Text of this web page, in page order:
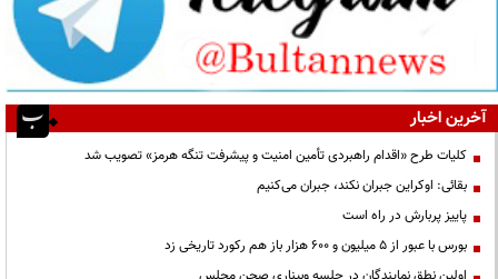
آخرین اخبار
کلیات طرح «اقدام راهبردی تأمین امنیت و پیشرفت تنگه هرمز» تصویب شد
بقائی: اوکراین جبران نکند، جبران می‌کنیم
پاییز پربارش در راه است
بورس با عبور از ۵ میلیون و ۶۰۰ هزار باز هم رکورد تاریخی زد